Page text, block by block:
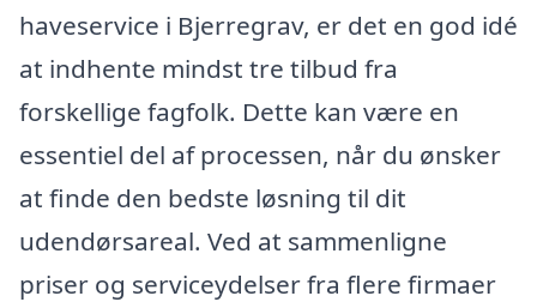
haveservice i Bjerregrav, er det en god idé
at indhente mindst tre tilbud fra
forskellige fagfolk. Dette kan være en
essentiel del af processen, når du ønsker
at finde den bedste løsning til dit
udendørsareal. Ved at sammenligne
priser og serviceydelser fra flere firmaer